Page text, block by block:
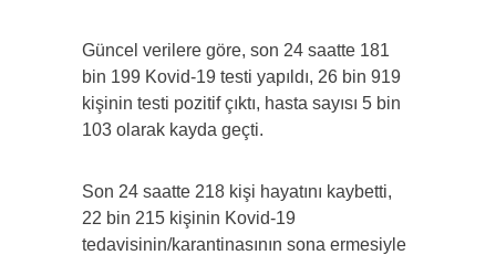
Güncel verilere göre, son 24 saatte 181
bin 199 Kovid-19 testi yapıldı, 26 bin 919
kişinin testi pozitif çıktı, hasta sayısı 5 bin
103 olarak kayda geçti.
Son 24 saatte 218 kişi hayatını kaybetti,
22 bin 215 kişinin Kovid-19
tedavisinin/karantinasının sona ermesiyle